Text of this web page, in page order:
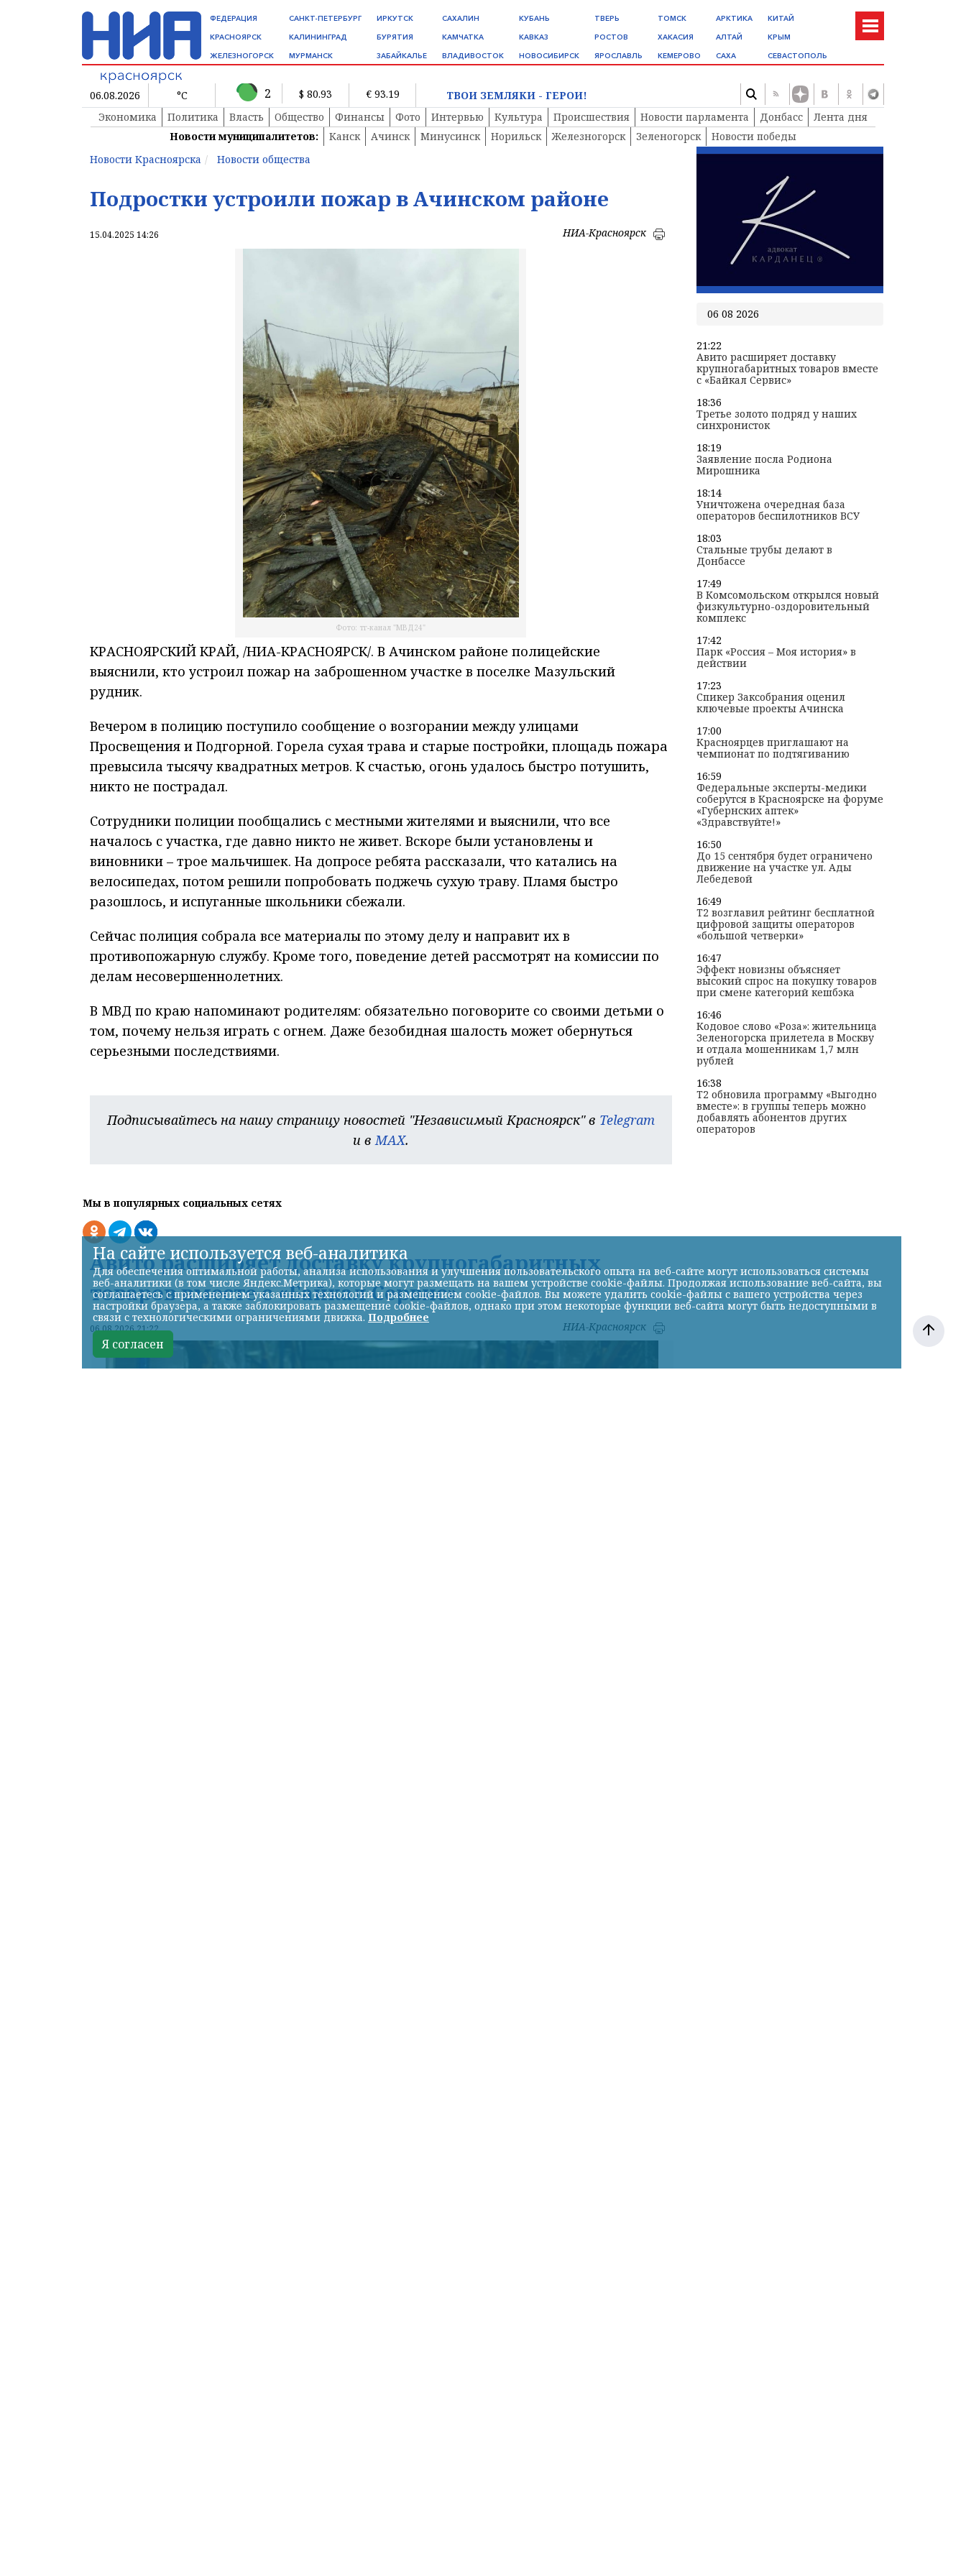
ФЕДЕРАЦИЯ
КРАСНОЯРСК
ЖЕЛЕЗНОГОРСК
САНКТ-ПЕТЕРБУРГ
КАЛИНИНГРАД
МУРМАНСК
ИРКУТСК
БУРЯТИЯ
ЗАБАЙКАЛЬЕ
САХАЛИН
КАМЧАТКА
ВЛАДИВОСТОК
КУБАНЬ
КАВКАЗ
НОВОСИБИРСК
ТВЕРЬ
РОСТОВ
ЯРОСЛАВЛЬ
ТОМСК
ХАКАСИЯ
КЕМЕРОВО
АРКТИКА
АЛТАЙ
САХА
КИТАЙ
КРЫМ
СЕВАСТОПОЛЬ
06.08.2026 °C 2 $ 80.93 € 93.19
ТВОИ ЗЕМЛЯКИ - ГЕРОИ!
Экономика
Политика Власть Общество Финансы Фото Интервью Культура Происшествия Новости парламента Донбасс
Лента дня
Новости муниципалитетов:
Канск Ачинск Минусинск Норильск Железногорск Зеленогорск
Новости победы
Новости Красноярска
Новости общества
Подростки устроили пожар в Ачинском районе
15.04.2025 14:26 НИА-Красноярск
Фото: тг-канал "МВД24"
КРАСНОЯРСКИЙ КРАЙ, /НИА-КРАСНОЯРСК/. В Ачинском районе полицейские
выяснили, кто устроил пожар на заброшенном участке в поселке Мазульский
рудник.
Вечером в полицию поступило сообщение о возгорании между улицами
Просвещения и Подгорной. Горела сухая трава и старые постройки, площадь пожара
превысила тысячу квадратных метров. К счастью, огонь удалось быстро потушить,
никто не пострадал.
Сотрудники полиции пообщались с местными жителями и выяснили, что все
началось с участка, где давно никто не живет. Вскоре были установлены и
виновники – трое мальчишек. На допросе ребята рассказали, что катались на
велосипедах, потом решили попробовать поджечь сухую траву. Пламя быстро
разошлось, и испуганные школьники сбежали.
Сейчас полиция собрала все материалы по этому делу и направит их в
противопожарную службу. Кроме того, поведение детей рассмотрят на комиссии по
делам несовершеннолетних.
В МВД по краю напоминают родителям: обязательно поговорите со своими детьми о
том, почему нельзя играть с огнем. Даже безобидная шалость может обернуться
серьезными последствиями.
Подписывайтесь на нашу страницу новостей "Независимый Красноярск" в Telegram
и в MAX.
Мы в популярных социальных сетях
Авито расширяет доставку крупногабаритных
товаров вместе с «Байкал Сервис»
06.08.2026 21:22 НИА-Красноярск
06 08 2026
21:22
Авито расширяет доставку
крупногабаритных товаров вместе
с «Байкал Сервис»
18:36
Третье золото подряд у наших
синхронисток
18:19
Заявление посла Родиона
Мирошника
18:14
Уничтожена очередная база
операторов беспилотников ВСУ
18:03
Стальные трубы делают в
Донбассе
17:49
В Комсомольском открылся новый
физкультурно-оздоровительный
комплекс
17:42
Парк «Россия – Моя история» в
действии
17:23
Спикер Заксобрания оценил
ключевые проекты Ачинска
17:00
Красноярцев приглашают на
чемпионат по подтягиванию
16:59
Федеральные эксперты-медики
соберутся в Красноярске на форуме
«Губернских аптек»
«Здравствуйте!»
16:50
До 15 сентября будет ограничено
движение на участке ул. Ады
Лебедевой
16:49
T2 возглавил рейтинг бесплатной
цифровой защиты операторов
«большой четверки»
16:47
Эффект новизны объясняет
высокий спрос на покупку товаров
при смене категорий кешбэка
16:46
Кодовое слово «Роза»: жительница
Зеленогорска прилетела в Москву
и отдала мошенникам 1,7 млн
рублей
16:38
T2 обновила программу «Выгодно
вместе»: в группы теперь можно
добавлять абонентов других
операторов
На сайте используется веб-аналитика
Для обеспечения оптимальной работы, анализа использования и улучшения пользовательского опыта на веб-сайте могут использоваться системы
веб-аналитики (в том числе Яндекс.Метрика), которые могут размещать на вашем устройстве cookie-файлы. Продолжая использование веб-сайта, вы
соглашаетесь с применением указанных технологий и размещением cookie-файлов. Вы можете удалить cookie-файлы с вашего устройства через
настройки браузера, а также заблокировать размещение cookie-файлов, однако при этом некоторые функции веб-сайта могут быть недоступными в
связи с технологическими ограничениями движка. Подробнее
Я согласен